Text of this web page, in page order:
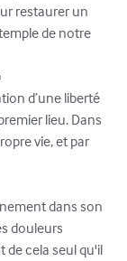
restaurer un
de notre
d’une liberté
lieu. Dans
vie, et par
douleurs
de cela seul qu'il